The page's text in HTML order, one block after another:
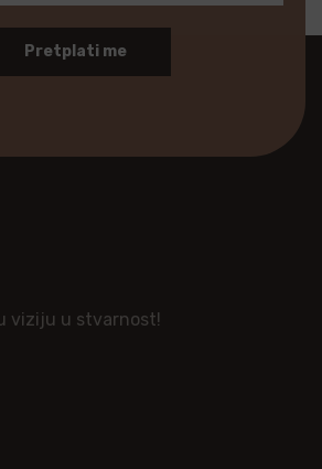
Pretplati me
viziju u stvarnost!